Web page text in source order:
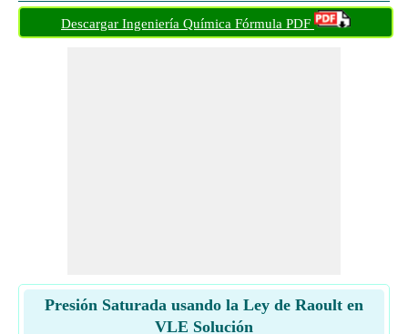
Descargar Ingeniería Química Fórmula PDF
Presión Saturada usando la Ley de Raoult en
VLE Solución